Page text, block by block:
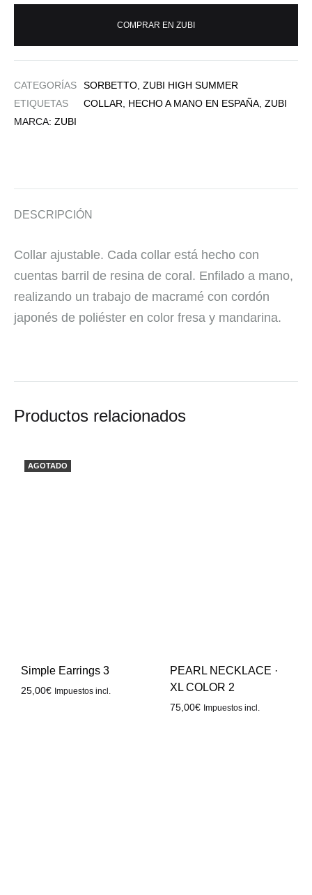
COMPRAR EN ZUBI
CATEGORÍAS SORBETTO ZUBI HIGH SUMMER
ETIQUETAS
COLLAR HECHO A MANO EN ESPAÑA ZUBI
MARCA: ZUBI
DESCRIPCIÓN
Collar ajustable. Cada collar está hecho con
cuentas barril de resina de coral. Enfilado a mano,
realizando un trabajo de macramé con cordón
japonés de poliéster en color fresa y mandarina.
Productos relacionados
AGOTADO
Simple Earrings 3
25,00€ Impuestos incl.
PEARL NECKLACE ·
XL COLOR 2
75,00€ Impuestos incl.